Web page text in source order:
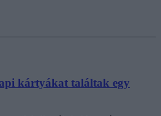
kártyákat találtak egy